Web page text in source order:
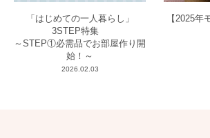
「はじめての一人暮らし」
3STEP特集
～STEP①必需品でお部屋作り開
始！～
2026.02.03
【2025年